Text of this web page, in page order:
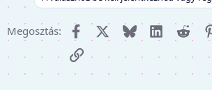
Megosztás: FacebookX (Twitter)
Bluesky LinkedIn
Link